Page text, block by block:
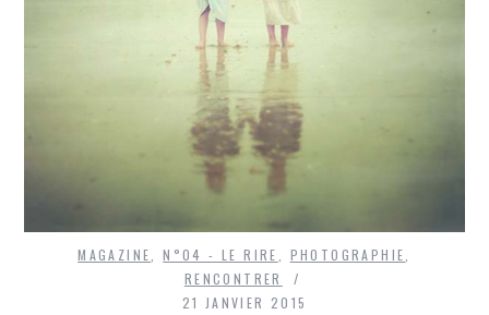
MAGAZINE,N°04 - LE RIRE, PHOTOGRAPHIE,
RENCONTRER
21 JANVIER 2015